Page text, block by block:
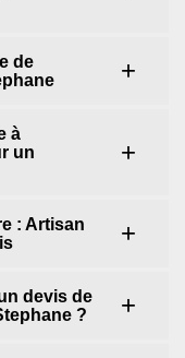
de
à
un
: Artisan
devis de
?